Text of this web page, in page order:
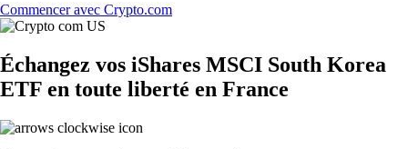
Commencer avec Crypto.com
Échangez vos iShares MSCI South Korea
ETF en toute liberté en France